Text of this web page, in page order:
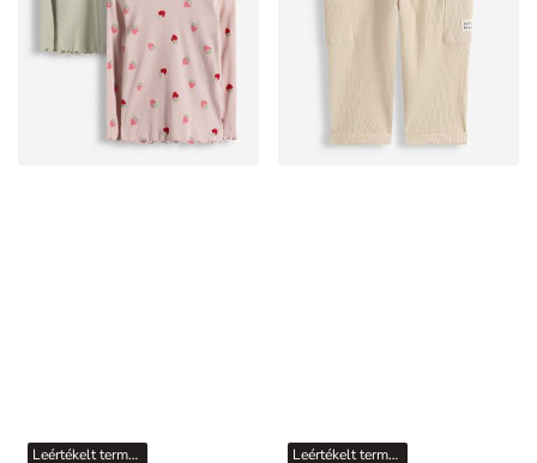
Leértékelt termékek Leértékelt termékek